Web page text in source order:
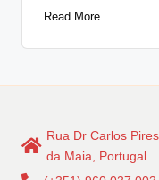
Read More
Rua Dr Carlos
da Maia, Portugal